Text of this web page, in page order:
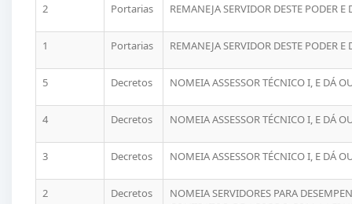
2 Portarias REMANEJA SERVIDOR DESTE PODER
1 Portarias REMANEJA SERVIDOR DESTE PODER
5 Decretos NOMEIA ASSESSOR TÉCNICO I, E DÁ
4 Decretos NOMEIA ASSESSOR TÉCNICO I, E DÁ
3 Decretos NOMEIA ASSESSOR TÉCNICO I, E DÁ
2 Decretos
NOMEIA SERVIDORES PARA